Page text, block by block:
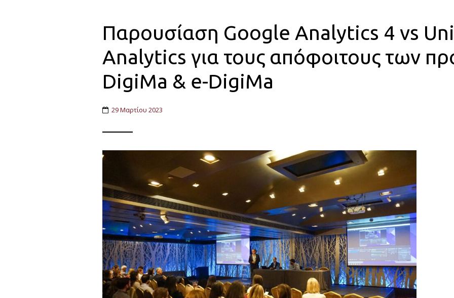
Παρουσίαση Google Analytics 4 vs
Analytics για τους απόφοιτους των
DigiMa & e-DigiMa
29 Μαρτίου 2023